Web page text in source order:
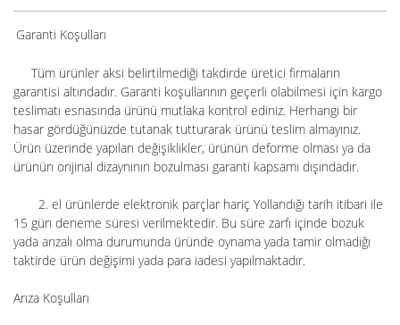
Garanti Koşulları
Tüm ürünler aksi belirtilmediği takdirde üretici firmaların
garantisi altındadır. Garanti koşullarının geçerli olabilmesi için kargo
teslimatı esnasında ürünü mutlaka kontrol ediniz. Herhangi bir
hasar gördüğünüzde tutanak tutturarak ürünü teslim almayınız.
Ürün üzerinde yapılan değişiklikler, ürünün deforme olması ya da
ürünün orijinal dizaynının bozulması garanti kapsamı dışındadır.
2. el ürünlerde elektronik parçlar hariç Yollandığı tarih itibari ile
15 gün deneme süresi verilmektedir. Bu süre zarfı içinde bozuk
yada arızalı olma durumunda üründe oynama yada tamir olmadığı
taktirde ürün değişimi yada para iadesi yapılmaktadır.
Arıza Koşulları